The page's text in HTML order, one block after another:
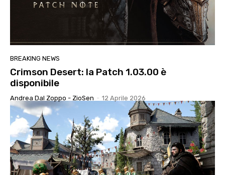
BREAKING NEWS
Crimson Desert: la Patch 1.03.00 è
disponibile
Andrea Dal Zoppo - ZioSen - 12 Aprile 2026